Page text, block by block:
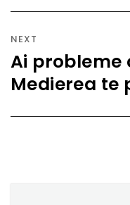
NEXT
Next
post:
Ai probleme
Medierea te